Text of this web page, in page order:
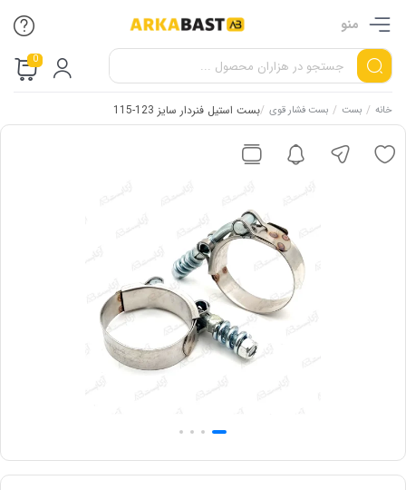
منو
0
خانه / بست / بست فشار قوی /بست استیل فنردار سایز 123-115